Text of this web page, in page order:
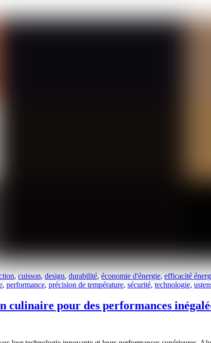
, cuisson, design, durabilité, économie d'énergie, efficacité
, performance, précision de température, sécurité, technologie,
culinaire pour des performances